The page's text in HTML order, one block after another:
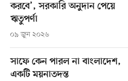
করবে’, সরকারি অনুদান পেয়ে
ঋতুপর্ণা
০৯ জুন ২০২৬
সাফে কেন পারল না বাংলাদেশ,
একটি ময়নাতদন্ত